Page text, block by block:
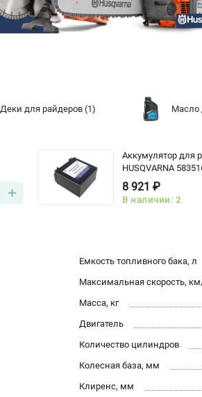
Деки для райдеров(1) Масло
Аккумулятор для
HUSQVARNA
8 921 ₽
В наличии: 2
Емкость топливного бака, л
Максимальная скорость,
Масса, кг
Двигатель
Количество цилиндров
Колесная база, мм
Клиренс, мм